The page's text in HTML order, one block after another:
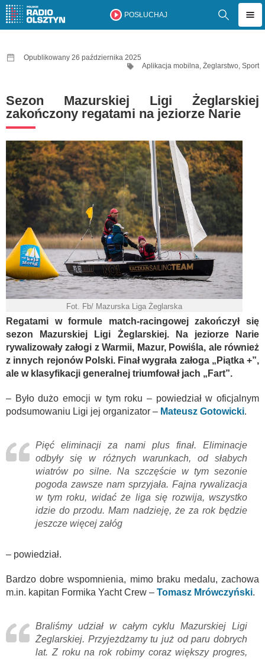
POSŁUCHAJ
Opublikowany 26 października 2025
Aplikacja mobilna, Żeglarstwo, Sport
Sezon Mazurskiej Ligi Żeglarskiej
zakończony regatami na jeziorze Narie
Fot. Fb/ Mazurska Liga Żeglarska
Regatami w formule match-racingowej zakończył się
sezon Mazurskiej Ligi Żeglarskiej. Na jeziorze Narie
rywalizowały załogi z Warmii, Mazur, Powiśla, ale również
z innych rejonów Polski. Finał wygrała załoga „Piątka +”,
ale w klasyfikacji generalnej triumfował jach „Fart”.
– Było dużo emocji w tym roku – powiedział w oficjalnym
podsumowaniu Ligi jej organizator – Mateusz Gotowicki.
Pięć eliminacji za nami plus finał. Eliminacje
odbyły się w różnych warunkach, od słabych
wiatrów po silne. Na szczęście w tym sezonie
pogoda zawsze nam sprzyjała. Fajna rywalizacja
w tym roku, widać że liga się rozwija, wszystko
idzie do przodu. Mam nadzieję, że za rok będzie
jeszcze więcej załóg
– powiedział.
Bardzo dobre wspomnienia, mimo braku medalu, zachowa
m.in. kapitan Formika Yacht Crew – Tomasz Mrówczyński.
Braliśmy udział w całym cyklu Mazurskiej Ligi
Żeglarskiej. Przyjeżdżamy tu już od paru dobrych
lat. Z roku na rok robimy coraz większy progres,